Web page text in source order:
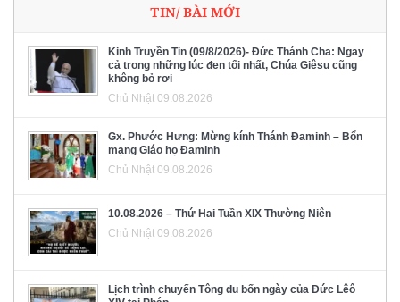
TIN/ BÀI MỚI
Kinh Truyền Tin (09/8/2026)- Đức Thánh Cha: Ngay
cả trong những lúc đen tối nhất, Chúa Giêsu cũng
không bỏ rơi
Chủ Nhật 09.08.2026
Gx. Phước Hưng: Mừng kính Thánh Đaminh – Bổn
mạng Giáo họ Đaminh
Chủ Nhật 09.08.2026
10.08.2026 – Thứ Hai Tuần XIX Thường Niên
Chủ Nhật 09.08.2026
Lịch trình chuyến Tông du bốn ngày của Đức Lêô